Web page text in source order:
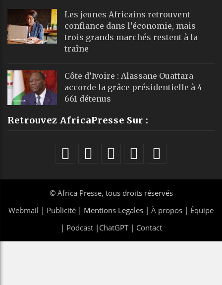
Les jeunes Africains retrouvent
confiance dans l’économie, mais
trois grands marchés restent à la
traîne
Côte d’Ivoire : Alassane Ouattara
accorde la grâce présidentielle à 4
661 détenus
Retrouvez AfricaPresse Sur :
© Africa Presse, tous droits réservés
Webmail | Publicité | Mentions Legales | À propos | Équipe
| Podcast| ChatGPT| Contact